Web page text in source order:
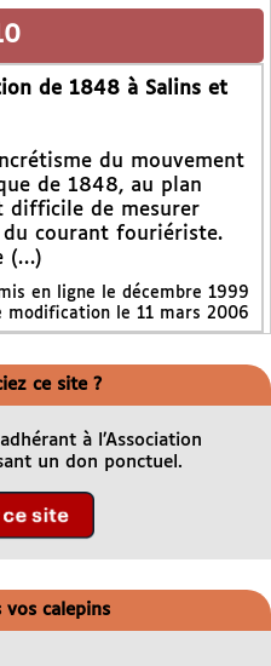
de 1848 à Salins et
du mouvement
de 1848, au plan
difficile de mesurer
du courant fouriériste.
(…)
en ligne le décembre 1999
modification le 11 mars 2006
ce site ?
à l’Association
un don ponctuel.
calepins